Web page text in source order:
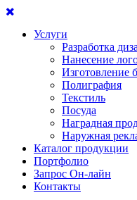
Услуги
Разработка
Нанесение
Изготовление
Полиграфия
Текстиль
Посуда
Наградная
Наружная
Каталог продукции
Портфолио
Запрос Он-лайн
Контакты